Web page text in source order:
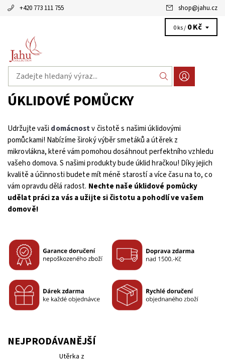
+420 773 111 755 shop@jahu.cz
0 ks / 0 Kč
ÚKLIDOVÉ POMŮCKY
Udržujte vaši domácnostv čistotě s našimi úklidovými
pomůckami! Nabízíme široký výběr smetáků a útěrek z
mikrovlákna, které vám pomohou dosáhnout perfektního vzhledu
vašeho domova. S našimi produkty bude úklid hračkou! Díky jejich
kvalitě a účinnosti budete mít méně starostí a více času na to, co
vám opravdu dělá radost. Nechte naše úklidové pomůcky
udělat práci za vás a užijte si čistotu a pohodlí ve vašem
domově!
NEJPRODÁVANĚJŠÍ
Utěrka z